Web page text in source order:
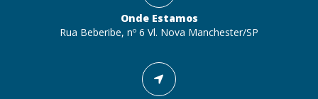
Onde Estamos
Rua Beberibe, nº 6 Vl. Nova Manchester/SP